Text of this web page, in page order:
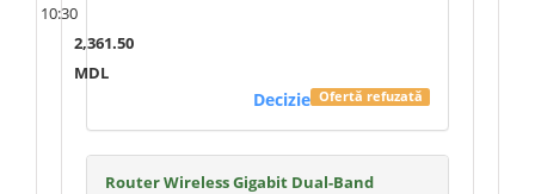
10:30
2,361.50
MDL
Ofertă refuzată
Decizie
Router Wireless Gigabit Dual-Band